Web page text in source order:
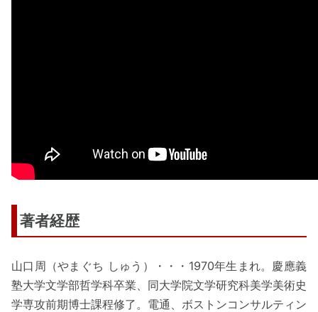
著者経歴
山口周（やまぐち しゅう）・・・1970年生まれ。慶應義
塾大学文学部哲学科卒業、同大学院文学研究科美学美術史
学専攻前期博士課程修了。電通、ボストンコンサルティン